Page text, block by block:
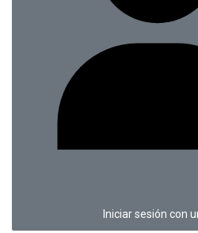
Iniciar sesión con